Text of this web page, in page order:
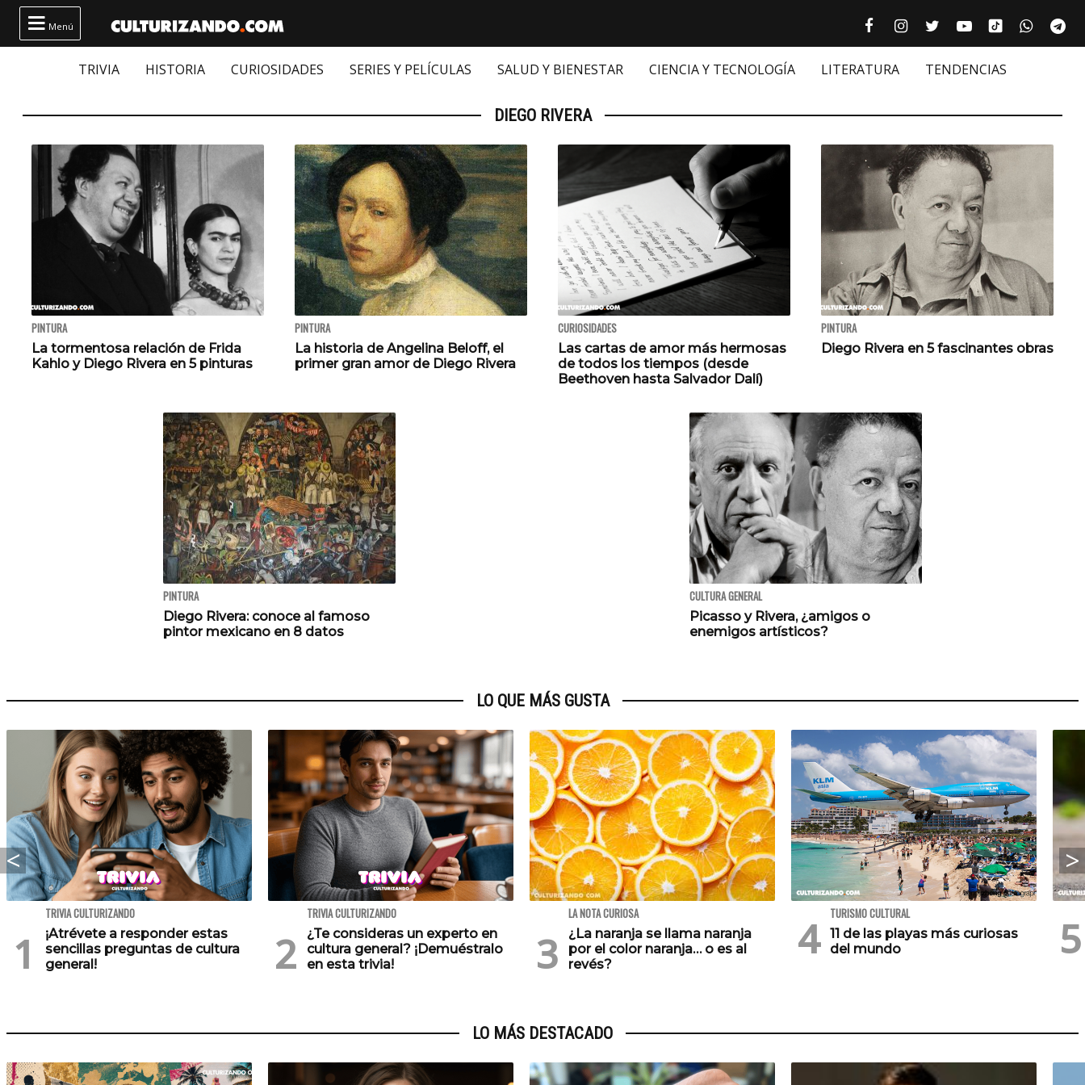
 Menú  Facebook culturizando.com |
 Instagram
 Twitter
 Youtube
Tiktok
 
TRIVIA HISTORIA CURIOSIDADES SERIES Y PELÍCULAS SALUD Y BIENESTAR CIENCIA Y TECNOLOGÍA LITERATURA TENDENCIAS
DIEGO RIVERA
PINTURA
La tormentosa relación de Frida
Kahlo y Diego Rivera en 5 pinturas
PINTURA
La historia de Angelina Beloff, el
primer gran amor de Diego Rivera
CURIOSIDADES
Las cartas de amor más hermosas
de todos los tiempos (desde
Beethoven hasta Salvador Dalí)
PINTURA
Diego Rivera en 5 fascinantes obras
PINTURA
Diego Rivera: conoce al famoso
pintor mexicano en 8 datos
CULTURA GENERAL
Picasso y Rivera, ¿amigos o
enemigos artísticos?
LO QUE MÁS GUSTA
TRIVIA CULTURIZANDO
¡Atrévete a responder estas
sencillas preguntas de cultura
general!
TRIVIA CULTURIZANDO
¿Te consideras un experto en
cultura general? ¡Demuéstralo
en esta trivia!
LA NOTA CURIOSA
¿La naranja se llama naranja
por el color naranja… o es al
revés?
TURISMO CULTURAL
11 de las playas más curiosas
del mundo
LO MÁS DESTACADO